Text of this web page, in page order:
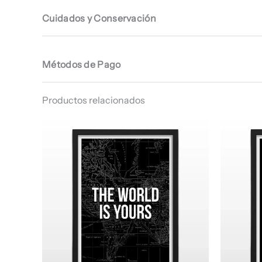
Cuidados y Conservación
Métodos de Pago
Productos relacionados
de
precios:
$ 66.960
hasta
$ 68.960